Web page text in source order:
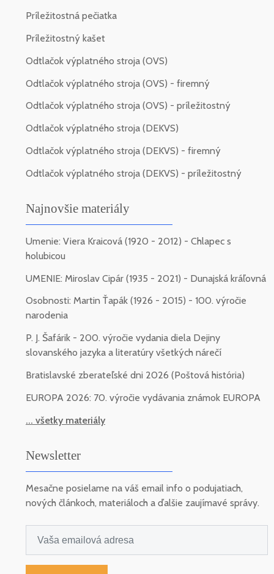
Príležitostná pečiatka
Príležitostný kašet
Odtlačok výplatného stroja (OVS)
Odtlačok výplatného stroja (OVS) - firemný
Odtlačok výplatného stroja (OVS) - príležitostný
Odtlačok výplatného stroja (DEKVS)
Odtlačok výplatného stroja (DEKVS) - firemný
Odtlačok výplatného stroja (DEKVS) - príležitostný
Najnovšie materiály
Umenie: Viera Kraicová (1920 - 2012) - Chlapec s
holubicou
UMENIE: Miroslav Cipár (1935 - 2021) - Dunajská kráľovná
Osobnosti: Martin Ťapák (1926 - 2015) - 100. výročie
narodenia
P. J. Šafárik - 200. výročie vydania diela Dejiny
slovanského jazyka a literatúry všetkých nárečí
Bratislavské zberateľské dni 2026 (Poštová história)
EUROPA 2026: 70. výročie vydávania známok EUROPA
... všetky materiály
Newsletter
Mesačne posielame na váš email info o podujatiach,
nových článkoch, materiáloch a ďalšie zaujímavé správy.